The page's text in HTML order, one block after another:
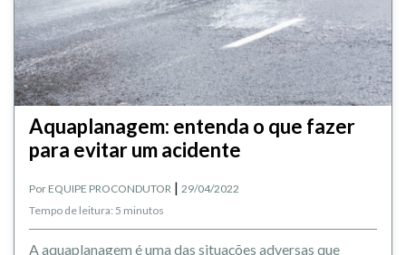
Aquaplanagem: entenda o que fazer
para evitar um acidente
Por EQUIPE PROCONDUTOR | 29/04/2022
Tempo de leitura: 5 minutos
A aquaplanagem é uma das situações adversas que